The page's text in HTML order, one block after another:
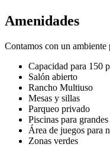
Amenidades
Contamos con un
Capacidad para 150
Salón abierto
Rancho Multiuso
Mesas y sillas
Parqueo privado
Piscinas para
Área de juegos para
Zonas verdes